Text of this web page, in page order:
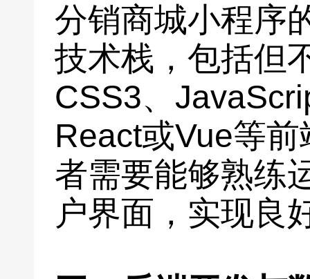
分销商城小程序
技术栈，包括但
CSS3、
React或Vue等
者需要能够熟练
户界面，实现良